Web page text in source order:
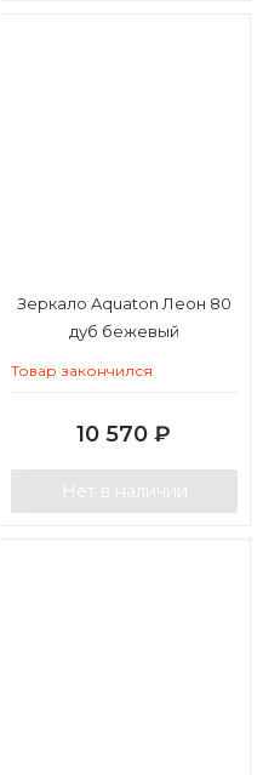
Зеркало Aquaton Леон 80
дуб бежевый
Товар закончился
10 570 ₽
Нет в наличии